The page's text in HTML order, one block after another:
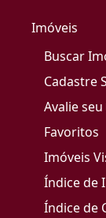
Imóveis
Buscar
Cadastre
Avalie
Favoritos
Imóveis
Índice de
Índice de